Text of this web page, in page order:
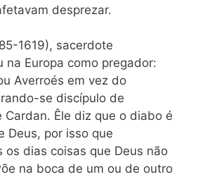
desprezar.
1619), sacerdote
na Europa como pregador:
Averroés em vez do
se discípulo de
Cardan. Êle diz que o diabo é
Deus, por isso que
os dias coisas que Deus não
na boca de um ou de outro